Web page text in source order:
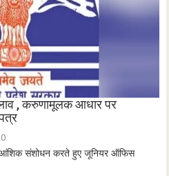
, करुणामूलक आधार पर
0
आंशिक संशोधन करते हुए जूनियर ऑफिस